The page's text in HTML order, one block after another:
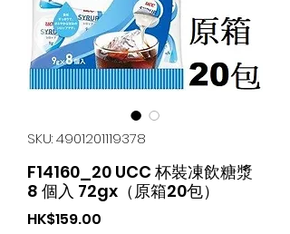
SKU: 4901201119378
F14160_20 UCC 杯裝凍飲糖漿
8 個入 72gx（原箱20包）
HK$159.00